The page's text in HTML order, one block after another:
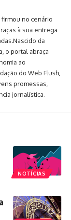
firmou no cenário
à sua entrega
da
o portal abraça
ao
do Web Flush,
promessas,
jornalística.
NOTÍCIAS